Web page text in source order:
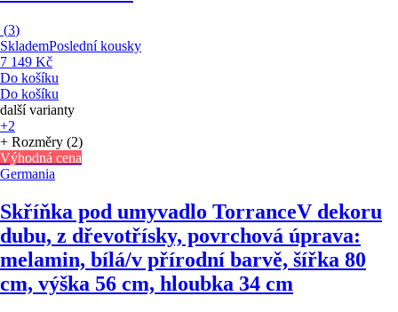
(3)
SklademPoslední kousky
7 149 Kč
Do košíku
Do košíku
další varianty
+2
+ Rozměry (2)
Výhodná cena
Germania
Skříňka pod umyvadlo TorranceV dekoru
dubu, z dřevotřísky, povrchová úprava:
melamin, bílá/v přírodní barvě, šířka 80
cm, výška 56 cm, hloubka 34 cm